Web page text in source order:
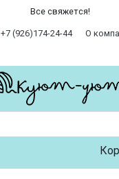
Все свяжется!
+7 (926)174-24-44 О